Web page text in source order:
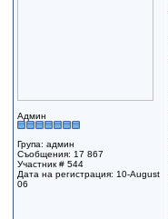
Админ
Група: админ
Съобщения: 17 867
Участник # 544
Дата на регистрация: 10-August
06